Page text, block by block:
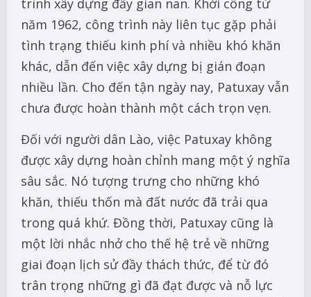
trình xây dựng đầy gian nan. Khởi công từ
năm 1962, công trình này liên tục gặp phải
tình trạng thiếu kinh phí và nhiều khó khăn
khác, dẫn đến việc xây dựng bị gián đoạn
nhiều lần. Cho đến tận ngày nay, Patuxay vẫn
chưa được hoàn thành một cách trọn vẹn.
Đối với người dân Lào, việc Patuxay không
được xây dựng hoàn chỉnh mang một ý nghĩa
sâu sắc. Nó tượng trưng cho những khó
khăn, thiếu thốn mà đất nước đã trải qua
trong quá khứ. Đồng thời, Patuxay cũng là
một lời nhắc nhở cho thế hệ trẻ về những
giai đoạn lịch sử đầy thách thức, để từ đó
trân trọng những gì đã đạt được và nỗ lực